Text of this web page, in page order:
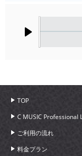
TOP
C MUSIC Professional
ご利用の流れ
料金プラン